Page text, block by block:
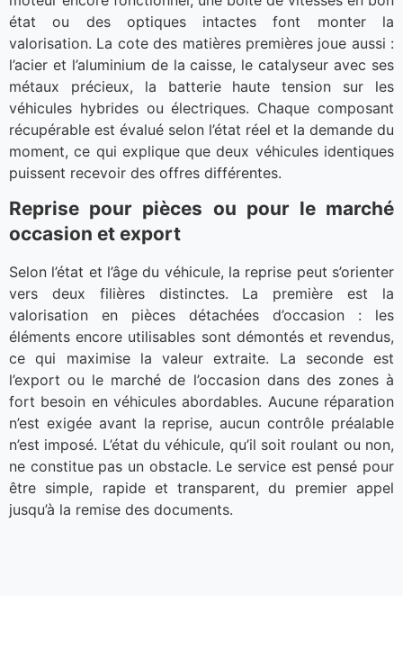
état ou des optiques intactes font monter la
valorisation. La cote des matières premières joue aussi :
l’acier et l’aluminium de la caisse, le catalyseur avec ses
métaux précieux, la batterie haute tension sur les
véhicules hybrides ou électriques. Chaque composant
récupérable est évalué selon l’état réel et la demande du
moment, ce qui explique que deux véhicules identiques
puissent recevoir des offres différentes.
Reprise pour pièces ou pour le marché
occasion et export
Selon l’état et l’âge du véhicule, la reprise peut s’orienter
vers deux filières distinctes. La première est la
valorisation en pièces détachées d’occasion : les
éléments encore utilisables sont démontés et revendus,
ce qui maximise la valeur extraite. La seconde est
l’export ou le marché de l’occasion dans des zones à
fort besoin en véhicules abordables. Aucune réparation
n’est exigée avant la reprise, aucun contrôle préalable
n’est imposé. L’état du véhicule, qu’il soit roulant ou non,
ne constitue pas un obstacle. Le service est pensé pour
être simple, rapide et transparent, du premier appel
jusqu’à la remise des documents.